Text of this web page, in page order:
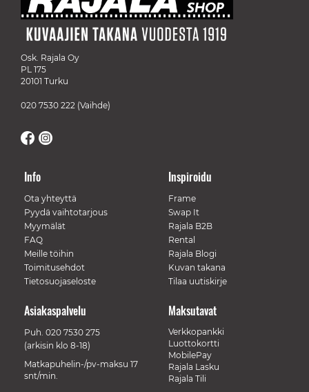
Osk. Rajala Oy
PL 175
20101 Turku
020 7530 222 (Vaihde)
Info
Ota yhteyttä
Pyydä vaihtotarjous
Myymälät
FAQ
Meille töihin
Toimitusehdot
Tietosuojaseloste
Inspiroidu
Frame
Swap It
Rajala B2B
Rental
Rajala Blogi
Kuvan takana
Tilaa uutiskirje
Maksutavat
Verkkopankki
Luottokortti
MobilePay
Rajala Lasku
Rajala Tili
Asiakaspalvelu
Puh. 020 7530 275
(arkisin klo 8-18)
Matkapuhelin-/pv-maksu 17
snt/min.